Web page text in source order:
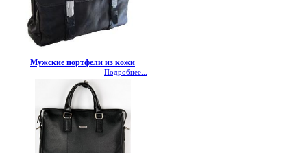
Мужские портфели из кожи
Подробнее...